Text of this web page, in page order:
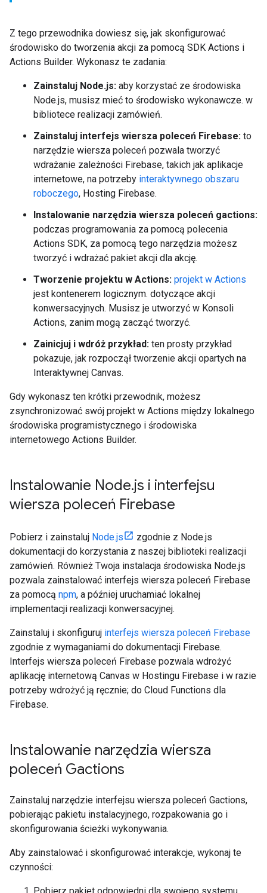
Z tego przewodnika dowiesz się, jak skonfigurować
środowisko do tworzenia akcji za pomocą SDK Actions i
Actions Builder. Wykonasz te zadania:
Zainstaluj Node.js: aby korzystać ze środowiska
Node.js, musisz mieć to środowisko wykonawcze. w
bibliotece realizacji zamówień.
Zainstaluj interfejs wiersza poleceń Firebase: to
narzędzie wiersza poleceń pozwala tworzyć
wdrażanie zależności Firebase, takich jak aplikacje
internetowe, na potrzeby interaktywnego obszaru
roboczego, Hosting Firebase.
Instalowanie narzędzia wiersza poleceń gactions:
podczas programowania za pomocą polecenia
Actions SDK, za pomocą tego narzędzia możesz
tworzyć i wdrażać pakiet akcji dla akcję.
Tworzenie projektu w Actions: projekt w Actions
jest kontenerem logicznym. dotyczące akcji
konwersacyjnych. Musisz je utworzyć w Konsoli
Actions, zanim mogą zacząć tworzyć.
Zainicjuj i wdróż przykład: ten prosty przykład
pokazuje, jak rozpoczął tworzenie akcji opartych na
Interaktywnej Canvas.
Gdy wykonasz ten krótki przewodnik, możesz
zsynchronizować swój projekt w Actions między lokalnego
środowiska programistycznego i środowiska
internetowego Actions Builder.
Instalowanie Node.js i interfejsu
wiersza poleceń Firebase
Pobierz i zainstaluj Node.js
zgodnie z Node.js
dokumentacji do korzystania z naszej biblioteki realizacji
zamówień. Również Twoja instalacja środowiska Node.js
pozwala zainstalować interfejs wiersza poleceń Firebase
za pomocą npm, a później uruchamiać lokalnej
implementacji realizacji konwersacyjnej.
Zainstaluj i skonfiguruj interfejs wiersza poleceń Firebase
zgodnie z wymaganiami do dokumentacji Firebase.
Interfejs wiersza poleceń Firebase pozwala wdrożyć
aplikację internetową Canvas w Hostingu Firebase i w razie
potrzeby wdrożyć ją ręcznie; do Cloud Functions dla
Firebase.
Instalowanie narzędzia wiersza
poleceń Gactions
Zainstaluj narzędzie interfejsu wiersza poleceń Gactions,
pobierając pakietu instalacyjnego, rozpakowania go i
skonfigurowania ścieżki wykonywania.
Aby zainstalować i skonfigurować interakcje, wykonaj te
czynności: